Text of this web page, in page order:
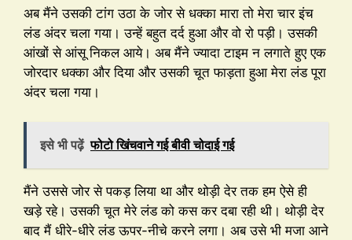
अब मैंने उसकी टांग उठा के जोर से धक्का मारा तो मेरा चार इंच
लंड अंदर चला गया। उन्हें बहुत दर्द हुआ और वो रो पड़ी। उसकी
आंखों से आंसू निकल आये। अब मैंने ज्यादा टाइम न लगाते हुए एक
जोरदार धक्का और दिया और उसकी चूत फाड़ता हुआ मेरा लंड पूरा
अंदर चला गया।
इसे भी पढ़ें फोटो खिंचवाने गई बीवी चोदाई गई
मैंने उससे जोर से पकड़ लिया था और थोड़ी देर तक हम ऐसे ही
खड़े रहे। उसकी चूत मेरे लंड को कस कर दबा रही थी। थोड़ी देर
बाद मैं धीरे-धीरे लंड ऊपर-नीचे करने लगा। अब उसे भी मजा आने